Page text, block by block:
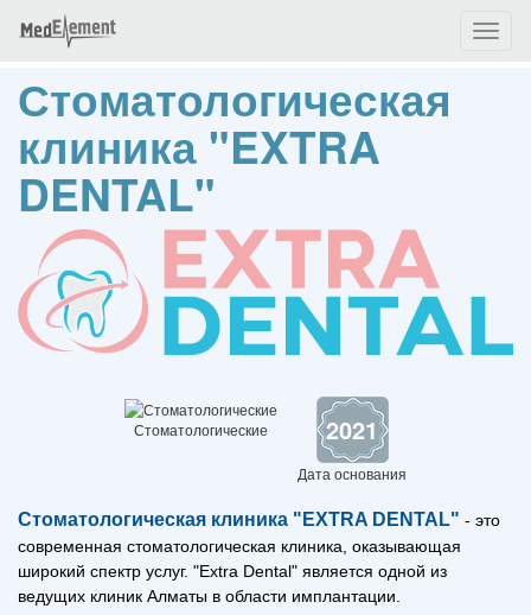
Стоматологическая
клиника "EXTRA
DENTAL"
Стоматологические 2021
Дата основания
Стоматологическая клиника "EXTRA DENTAL" - это
современная стоматологическая клиника, оказывающая
широкий спектр услуг. "Extra Dental" является одной из
ведущих клиник Алматы в области имплантации.